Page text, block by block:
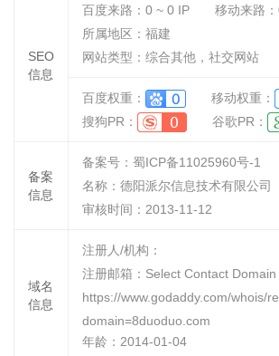
SEO
信息
百度来路： 0 ~ 0 IP 移动来路：
所属地区：福建
网站类型：综合其他，社交网站
百度权重：
移动权重：
搜狗PR：
谷歌PR：
备案
信息
备案号：蜀ICP备11025960号-1
名称： 德阳派尔信息技术有限公司
审核时间： 2013-11-12
域名
信息
注册人/机构：
注册邮箱：Select Contact
https://www.godaddy.com/whois/
domain=8duoduo.com
年龄：2014-01-04